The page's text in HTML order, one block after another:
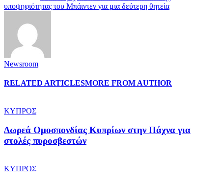
υποψηφιότητας του Μπάιντεν για μια δεύτερη θητεία
Newsroom
RELATED ARTICLESMORE FROM AUTHOR
ΚΥΠΡΟΣ
Δωρεά Ομοσπονδίας Κυπρίων στην Πάχνα για
στολές πυροσβεστών
ΚΥΠΡΟΣ